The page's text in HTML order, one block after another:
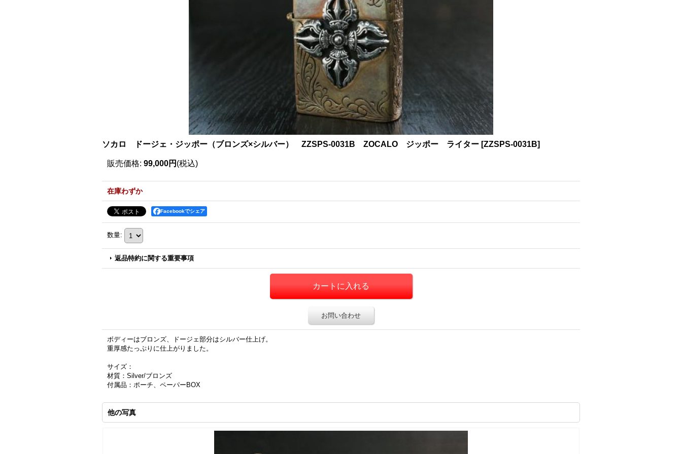
ソカロ ドージェ・ジッポー（ブロンズ×シルバー） ZZSPS-0031B ZOCALO ジッポー ライター [ZZSPS-0031B]
販売価格: 99,000円 (税込)
在庫わずか
Facebookでシェア
数量:
返品特約に関する重要事項
お問い合わせ
ボディーはブロンズ、ドージェ部分はシルバー仕上げ。
重厚感たっぷりに仕上がりました。
サイズ：
材質：Silver/ブロンズ
付属品：ポーチ、ペーパーBOX
他の写真